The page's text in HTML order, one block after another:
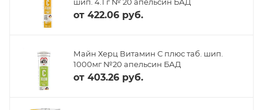
от 422.06 руб.
Майн Херц Витамин С плюс таб. шип.
1000мг №20 апельсин БАД
от 403.26 руб.